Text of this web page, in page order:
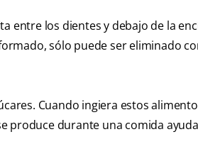
entre los dientes y debajo de la
sólo puede ser eliminado
Cuando ingiera estos
produce durante una comida